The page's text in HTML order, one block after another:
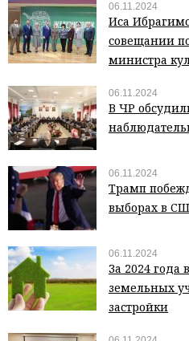
06.11.2024
Иса
совещании
министра
06.11.2024
В ЧР
06.11.2024
Трамп
выборах в
06.11.2024
За 2024 года
земельных
застройки